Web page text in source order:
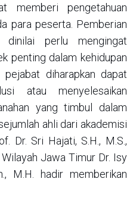
memberi pengetahuan
para peserta. Pemberian
dinilai perlu mengingat
penting dalam kehidupan
diharapkan dapat
atau menyelesaikan
yang timbul dalam
ahli dari akademisi
Dr. Sri Hajati, S.H., M.S.,
Jawa Timur Dr. Isy
M.H. hadir memberikan